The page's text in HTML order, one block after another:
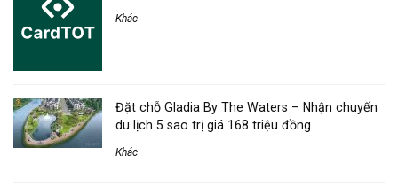
Khác
Đặt chỗ Gladia By The Waters – Nhận chuyến
du lịch 5 sao trị giá 168 triệu đồng
Khác